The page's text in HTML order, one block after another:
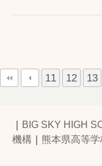
11 12 13
BIG SKY HIGH
機構
熊本県高等